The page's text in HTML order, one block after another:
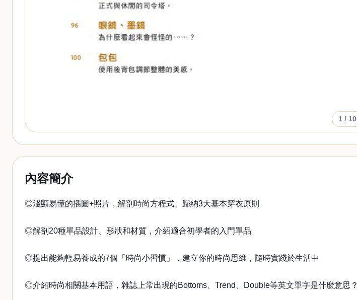
1 / 10
內容簡介
◎淺顯易懂的插圖+照片，解剖時尚方程式、歸納3大基本穿衣原則
◎解剖20種單品設計、形狀和材質，介紹適合初學者的入門單品
◎提出能夠輕易養成的7個「時尚小習慣」，建立你的時尚思維，隨時實踐於生活中
◎介紹時尚相關基本用語，雜誌上常出現的Bottoms、Trend、Double等英文單字是什麼意思？